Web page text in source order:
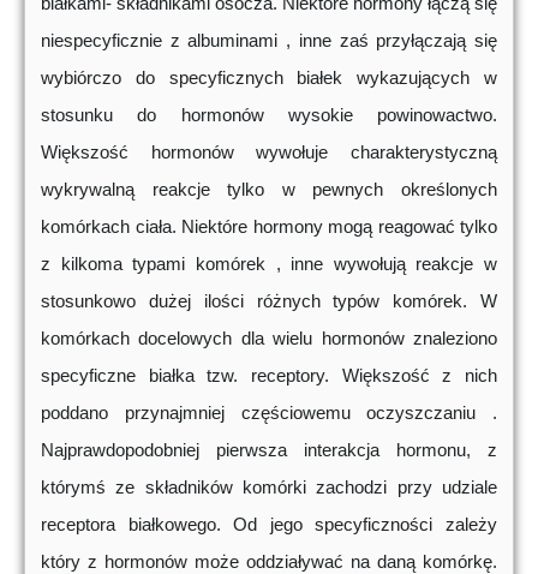
niespecyficznie z albuminami , inne zaś przyłączają się
wybiórczo do specyficznych białek wykazujących w
stosunku do hormonów wysokie powinowactwo.
Większość hormonów wywołuje charakterystyczną
wykrywalną reakcje tylko w pewnych określonych
komórkach ciała. Niektóre hormony mogą reagować tylko
z kilkoma typami komórek , inne wywołują reakcje w
stosunkowo dużej ilości różnych typów komórek. W
komórkach docelowych dla wielu hormonów znaleziono
specyficzne białka tzw. receptory. Większość z nich
poddano przynajmniej częściowemu oczyszczaniu .
Najprawdopodobniej pierwsza interakcja hormonu, z
którymś ze składników komórki zachodzi przy udziale
receptora białkowego. Od jego specyficzności zależy
który z hormonów może oddziaływać na daną komórkę.